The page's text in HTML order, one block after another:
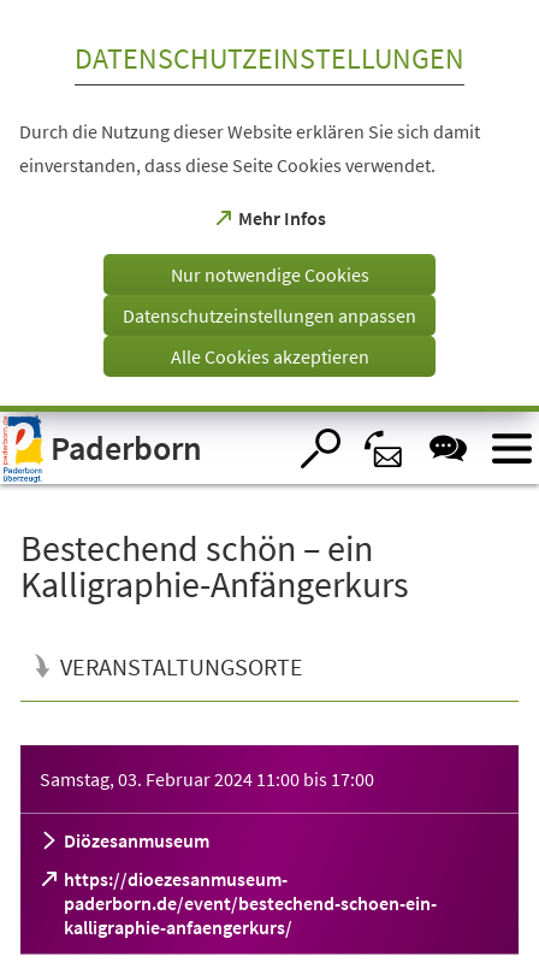
Visuelle
Assistenzsoftware
öffnen.
DATENSCHUTZEINSTELLUNGEN
Durch die Nutzung dieser Website erklären Sie sich damit
einverstanden, dass diese Seite Cookies verwendet.
Mehr Infos
(Öffnet
einem
Tab)
Nur notwendige Cookies
Datenschutzeinstellungen anpassen
Alle Cookies akzeptieren
Paderborn
Bestechend schön – ein
Kalligraphie-Anfängerkurs
VERANSTALTUNGSORTE
Samstag, 03. Februar 2024 11:00 bis 17:00
Diözesanmuseum
https://dioezesanmuseum-
paderborn.de/event/bestechend-schoen-ein-
kalligraphie-anfaengerkurs/
(Öffnet
in